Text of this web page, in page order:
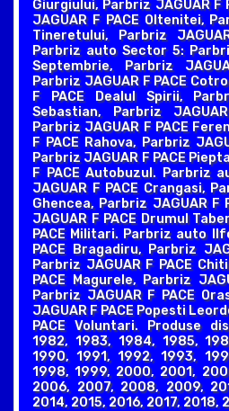
Giurgiului, Parbriz JAGUAR F
JAGUAR F PACE Oltenitei,
Tineretului, Parbriz
Parbriz auto Sector 5:
Septembrie, Parbriz
Parbriz JAGUAR F PACE
F PACE Dealul Spirii,
Sebastian, Parbriz
Parbriz JAGUAR F PACE
F PACE Rahova, Parbriz
Parbriz JAGUAR F PACE
F PACE Autobuzul. Parbriz
JAGUAR F PACE Crangasi,
Ghencea, Parbriz JAGUAR F
JAGUAR F PACE Drumul
PACE Militari. Parbriz auto
PACE Bragadiru, Parbriz
Parbriz JAGUAR F PACE
PACE Magurele, Parbriz
Parbriz JAGUAR F PACE
JAGUAR F PACE Popesti
PACE Voluntari. Produse
1982, 1983, 1984, 1985,
1990, 1991, 1992, 1993,
1998, 1999, 2000, 2001,
2006, 2007, 2008, 2009,
2014, 2015, 2016, 2017, 2018,